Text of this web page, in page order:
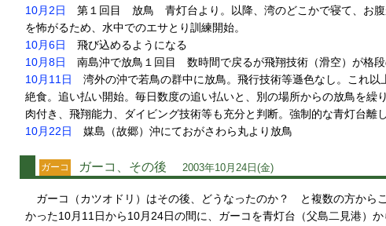
10月2日
第１回目 放鳥 青灯台より。以降、湾のどこかで寝て、お腹
を怖がるため、水中でのエサとり訓練開始。
10月6日
飛び込めるようになる
10月8日
南島沖で放鳥１回目 数時間で戻るが飛翔技術（滑空）が格段
10月11日
湾外の沖で若鳥の群中に放鳥。飛行技術等遜色なし。これ以
絶食。追い払い開始。毎日数度の追い払いと、別の場所からの放鳥を繰
肉付き、飛翔能力、ダイビング技術等も充分と判断。強制的な青灯台離し
10月22日
媒島（故郷）沖にておがさわら丸より放鳥
ガーコ ガーコ、その後 2003年10月24日(金)
ガーコ（カツオドリ）はその後、どうなったのか？ と複数の方から
かった10月11日から10月24日の間に、ガーコを青灯台（父島二見港）